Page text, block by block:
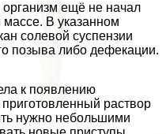
ещё не начал
массе. В указанном
солевой суспензии
позыва либо дефекации.
к появлению
раствор
нужно небольшими